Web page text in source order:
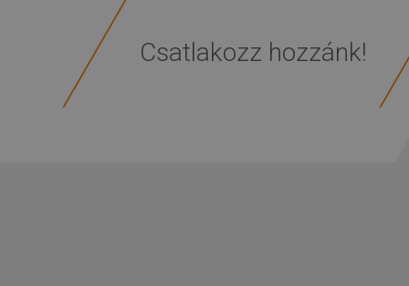
Csatlakozz hozzánk!